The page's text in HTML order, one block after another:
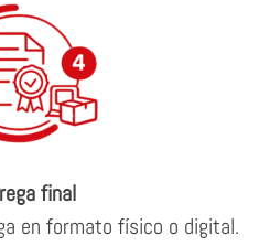
final
en formato físico o digital.